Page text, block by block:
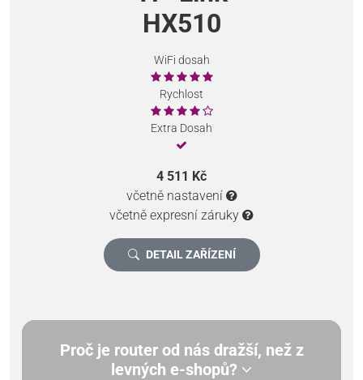
HX510
WiFi dosah
Rychlost
Extra Dosah
4 511 Kč
včetně nastavení
včetně expresní záruky
DETAIL ZAŘÍZENÍ
Proč je router od nás dražší, než z
levných e-shopů?